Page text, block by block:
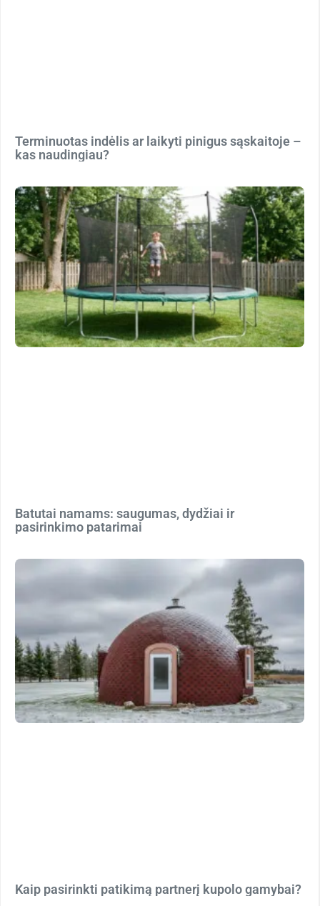
Terminuotas indėlis ar laikyti pinigus sąskaitoje –
kas naudingiau?
Batutai namams: saugumas, dydžiai ir
pasirinkimo patarimai
Kaip pasirinkti patikimą partnerį kupolo gamybai?